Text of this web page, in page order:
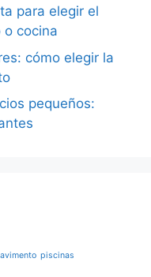
para elegir el
cocina
cómo elegir la
pequeños:
piscinas